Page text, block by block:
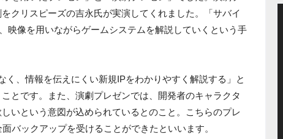
クリスピーズの吉永氏が実演してくれました。「サバイ
映像を用いながらゲームシステムを解説していくという手
く、情報を伝えにくい新規IPをわかりやすく解説する」と
とです。また、演劇プレゼンでは、開発者のキャラクタ
いという意図が込められているとのこと。こちらのプレ
バックアップを受けることができたといいます。